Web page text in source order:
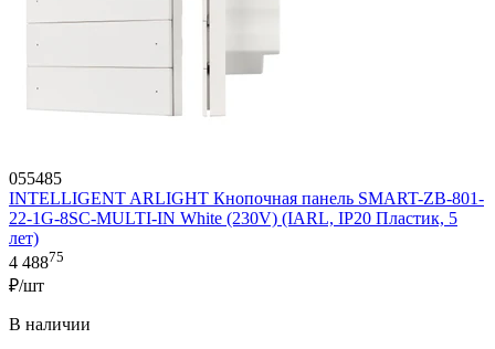
055485
INTELLIGENT ARLIGHT Кнопочная панель SMART-ZB-801-
22-1G-8SC-MULTI-IN White (230V) (IARL, IP20 Пластик, 5
лет)
4 48875
₽/шт
В наличии